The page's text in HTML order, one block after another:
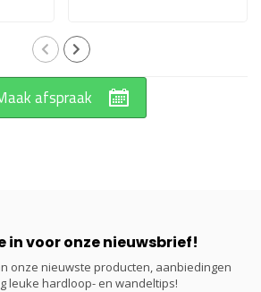
afspraak
in voor onze nieuwsbrief!
onze nieuwste producten, aanbiedingen
leuke hardloop- en wandeltips!